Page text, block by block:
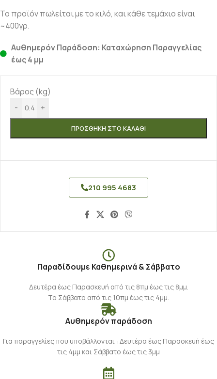
Το προϊόν πωλείται με το κιλό, και κάθε τεμάχιο είναι
~400γρ.
Αυθημερόν Παράδοση: Καταχώρηση Παραγγελίας
έως 4 μμ
Βάρος (kg)
-
+
ΠΡΟΣΘΉΚΗ ΣΤΟ ΚΑΛΆΘΙ
210 995 4683
Παραδίδουμε Καθημερινά & Σάββατο
Δευτέρα έως Παρασκευή από τις 8πμ έως τις 8μμ.
Το Σάββατο από τις 10πμ έως τις 4μμ.
Αυθημερόν παράδοση
Για παραγγελίες που υποβάλλονται : Δευτέρα έως Παρασκευή έως
τις 4μμ και Σάββατο έως τις 3μμ